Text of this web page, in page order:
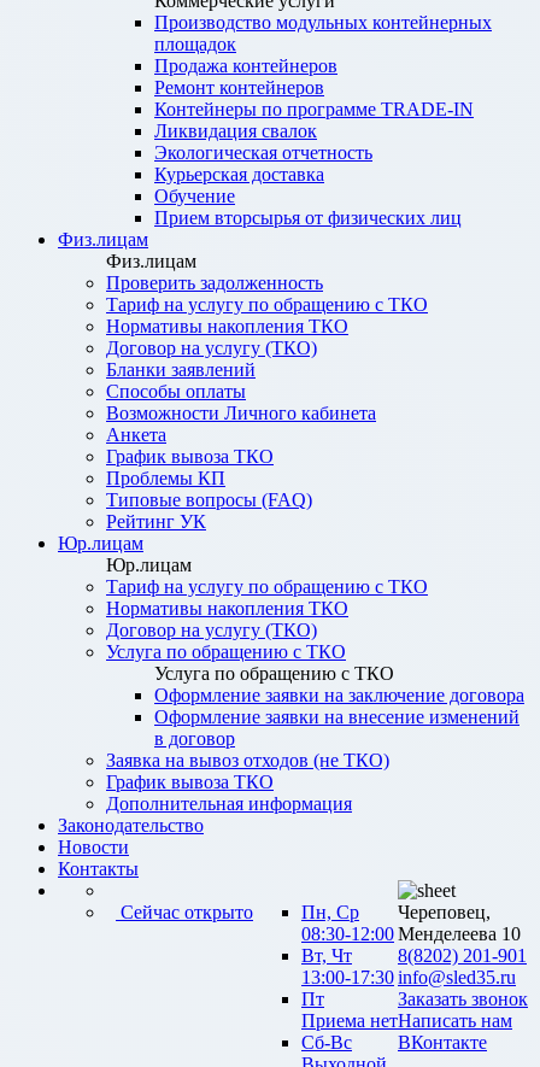
Производство модульных контейнерных
площадок
Продажа контейнеров
Ремонт контейнеров
Контейнеры по программе TRADE-IN
Ликвидация свалок
Экологическая отчетность
Курьерская доставка
Обучение
Прием вторсырья от физических лиц
Физ.лицам
Физ.лицам
Проверить задолженность
Тариф на услугу по обращению с ТКО
Нормативы накопления ТКО
Договор на услугу (ТКО)
Бланки заявлений
Способы оплаты
Возможности Личного кабинета
Анкета
График вывоза ТКО
Проблемы КП
Типовые вопросы (FAQ)
Рейтинг УК
Юр.лицам
Юр.лицам
Тариф на услугу по обращению с ТКО
Нормативы накопления ТКО
Договор на услугу (ТКО)
Услуга по обращению с ТКО
Услуга по обращению с ТКО
Оформление заявки на заключение договора
Оформление заявки на внесение изменений
в договор
Заявка на вывоз отходов (не ТКО)
График вывоза ТКО
Дополнительная информация
Законодательство
Новости
Контакты
Сейчас открыто
Пн, Ср
08:30-12:00
Вт, Чт
13:00-17:30
Пт
Приема нет
Сб-Вс
Череповец,
Менделеева 10
8(8202) 201-901
info@sled35.ru
Заказать звонок
Написать нам
ВКонтакте